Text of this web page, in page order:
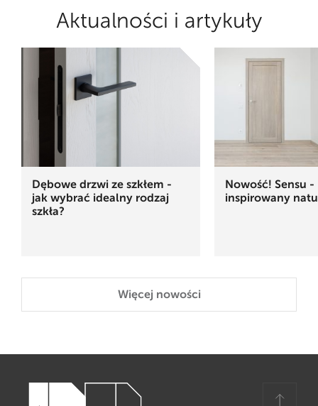
Aktualności i artykuły
Dębowe drzwi ze szkłem -
jak wybrać idealny rodzaj
szkła?
Nowość! Sensu
inspirowany
Więcej nowości